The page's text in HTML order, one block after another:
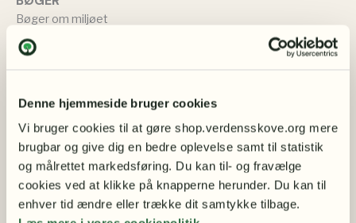
Denne hjemmeside bruger cookies
Vi bruger cookies til at gøre shop.verdensskove.org mere
brugbar og give dig en bedre oplevelse samt til statistik
og målrettet markedsføring. Du kan til- og fravælge
cookies ved at klikke på knapperne herunder. Du kan til
enhver tid ændre eller trække dit samtykke tilbage.
Bøger om miljøet
Bøger om naturbevarelse
TØJ & SMYKKER
Muleposer
BØRN
Bamser
Børneplakater – smukke motiver med dyr og natur
Børnebøger